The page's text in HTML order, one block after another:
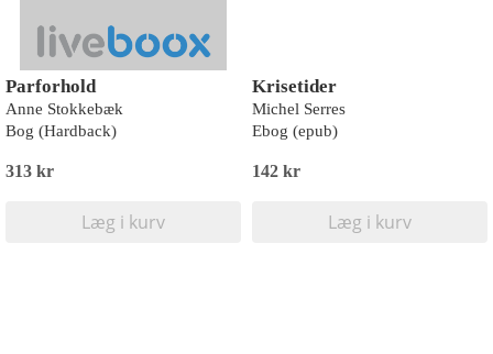
Parforhold
Anne Stokkebæk
Bog (Hardback)
313 kr
Læg i kurv
Krisetider
Michel Serres
Ebog (epub)
142 kr
Læg i kurv